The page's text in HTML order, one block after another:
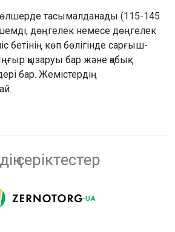
тасымалданады (115-145
дөңгелек немесе дөңгелек
бетінің көп бөлігінде сарғыш-
қызаруы бар және қабық
бар. Жемістердің
серіктестер